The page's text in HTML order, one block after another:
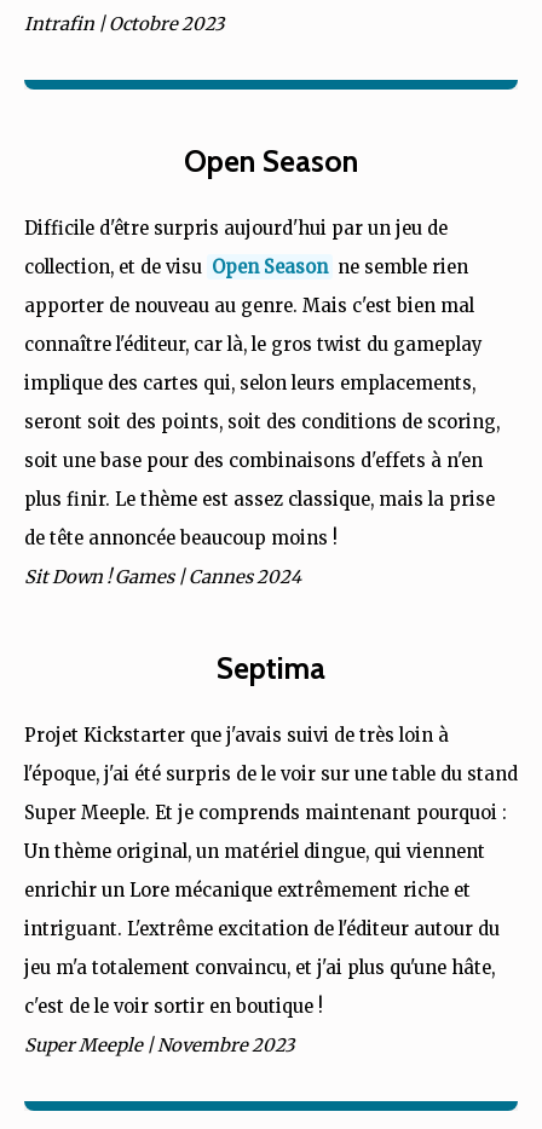
Intrafin | Octobre 2023
Open Season
Difficile d'être surpris aujourd'hui par un jeu de
collection, et de visu Open Season ne semble rien
apporter de nouveau au genre. Mais c'est bien mal
connaître l'éditeur, car là, le gros twist du gameplay
implique des cartes qui, selon leurs emplacements,
seront soit des points, soit des conditions de scoring,
soit une base pour des combinaisons d'effets à n'en
plus finir. Le thème est assez classique, mais la prise
de tête annoncée beaucoup moins !
Sit Down ! Games | Cannes 2024
Septima
Projet Kickstarter que j'avais suivi de très loin à
l'époque, j'ai été surpris de le voir sur une table du stand
Super Meeple. Et je comprends maintenant pourquoi :
Un thème original, un matériel dingue, qui viennent
enrichir un Lore mécanique extrêmement riche et
intriguant. L'extrême excitation de l'éditeur autour du
jeu m'a totalement convaincu, et j'ai plus qu'une hâte,
c'est de le voir sortir en boutique !
Super Meeple | Novembre 2023